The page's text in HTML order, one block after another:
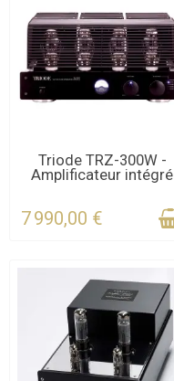
DERNIERS ARTICLES EN
STOCK
Triode TRZ-300W -
Amplificateur intégré
7 990,00 €